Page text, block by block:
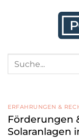
ERFAHRUNGEN &
Förderungen
Solaranlagen